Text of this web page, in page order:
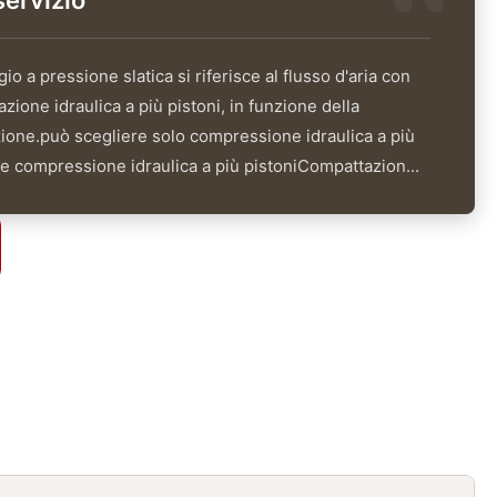
a pressione slatica si riferisce al flusso d'aria con
idraulica a più pistoni, in funzione della
scegliere solo compressione idraulica a più
compressione idraulica a più pistoniCompattazion...